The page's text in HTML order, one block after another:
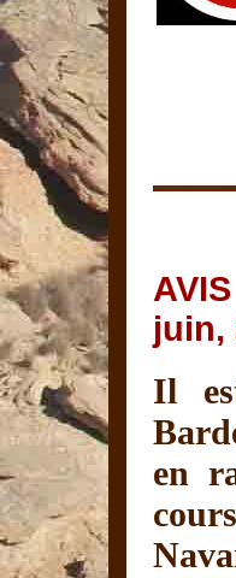
juin,
Il
en